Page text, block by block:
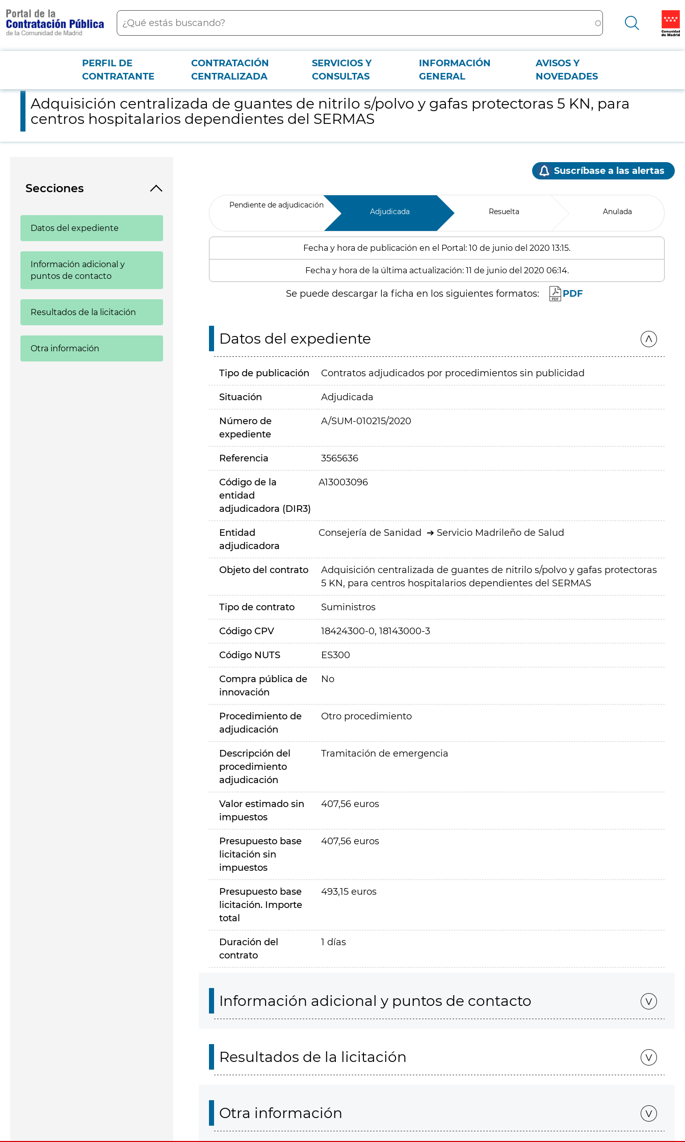
contenido
principal
Buscar
Menú PCON
PERFIL DE
CONTRATANTE
CONTRATACIÓN
CENTRALIZADA
SERVICIOS Y
CONSULTAS
INFORMACIÓN
GENERAL
AVISOS Y
NOVEDADES
Adquisición centralizada de guantes de nitrilo s/polvo y gafas protectoras 5 KN, para centros hospitalarios dependientes del SERMAS
Adquisición centralizada de guantes de nitrilo s/polvo y gafas protectoras 5 KN, para
centros hospitalarios dependientes del SERMAS
Secciones
Datos del expediente
Información adicional y
puntos de contacto
Resultados de la licitación
Otra información
Suscríbase a las alertas
Pendiente de adjudicación
Adjudicada Resuelta Anulada
Fecha y hora de publicación en el Portal: 10 de junio del 2020 13:15.
Fecha y hora de la última actualización: 11 de junio del 2020 06:14.
Se puede descargar la ficha en los siguientes formatos: PDF
Datos del expediente
Tipo de publicación Contratos adjudicados por procedimientos sin publicidad
Situación Adjudicada
Número de
expediente
A/SUM-010215/2020
Referencia 3565636
Código de la
entidad
adjudicadora (DIR3)
A13003096
Entidad
adjudicadora
Consejería de Sanidad Servicio Madrileño de Salud
Objeto del contrato
Adquisición centralizada de guantes de nitrilo s/polvo y gafas protectoras
5 KN, para centros hospitalarios dependientes del SERMAS
Tipo de contrato Suministros
Código CPV 18424300-0, 18143000-3
Código NUTS ES300
Compra pública de
innovación
No
Procedimiento de
adjudicación
Otro procedimiento
Descripción del
procedimiento
adjudicación
Tramitación de emergencia
Valor estimado sin
impuestos
407,56 euros
Presupuesto base
licitación sin
impuestos
407,56 euros
Presupuesto base
licitación. Importe
total
493,15 euros
Duración del
contrato
1 días
Información adicional y puntos de contacto
Resultados de la licitación
Otra información